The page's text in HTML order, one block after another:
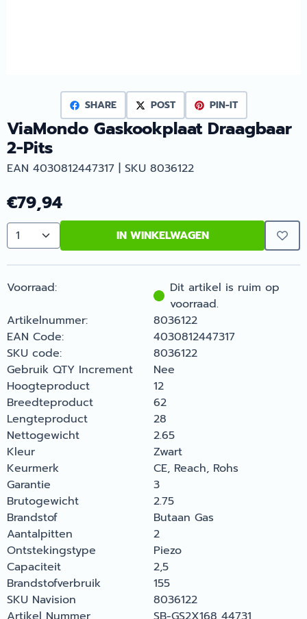
SHARE POST PIN-IT
ViaMondo Gaskookplaat Draagbaar
2-Pits
EAN 4030812447317 | SKU 8036122
€79,94
Aantal IN WINKELWAGEN
Voorraad:
Dit artikel is ruim op
voorraad.
Artikelnummer:
8036122
EAN Code:
4030812447317
SKU code:
8036122
Gebruik QTY Increment
Nee
Hoogteproduct
12
Breedteproduct
62
Lengteproduct
28
Nettogewicht
2.65
Kleur
Zwart
Keurmerk
CE, Reach, Rohs
Garantie
3
Brutogewicht
2.75
Brandstof
Butaan Gas
Aantalpitten
2
Ontstekingstype
Piezo
Capaciteit
2,5
Brandstofverbruik
155
SKU Navision
8036122